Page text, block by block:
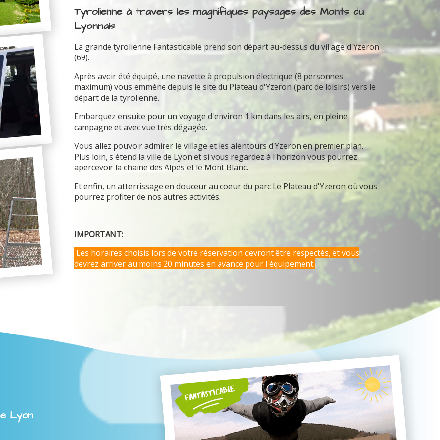
Tyrolienne à travers les magnifiques paysages des Monts du
Lyonnais
La grande tyrolienne Fantasticable prend son départ au-dessus du village d'Yzeron
(69).
Après avoir été équipé, une navette à propulsion électrique (8 personnes
maximum) vous emmène depuis le site du Plateau d'Yzeron (parc de loisirs) vers le
départ de la tyrolienne.
Embarquez ensuite pour un voyage d'environ 1 km dans les airs, en pleine
campagne et avec vue très dégagée.
Vous allez pouvoir admirer le village et les alentours d'Yzeron en premier plan.
Plus loin, s'étend la ville de Lyon et si vous regardez à l'horizon vous pourrez
apercevoir la chaîne des Alpes et le Mont Blanc.
Et enfin, un atterrissage en douceur au coeur du parc Le Plateau d'Yzeron où vous
pourrez profiter de nos autres activités.
IMPORTANT:
Les horaires choisis lors de votre réservation devront être respectés, et vous
devrez arriver au moins 20 minutes en avance pour l'équipement.
Lyon